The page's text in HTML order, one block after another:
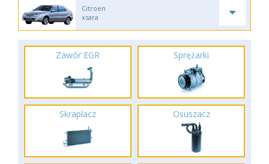
Citroen
xsara
Zawór EGR Sprężarki
Skraplacz Osuszacz